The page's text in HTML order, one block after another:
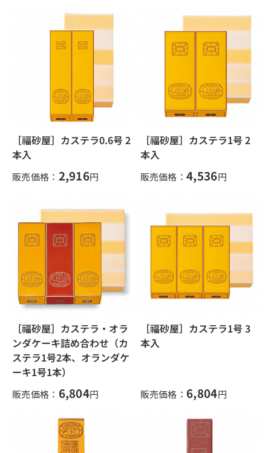
［福砂屋］カステラ0.6号 2
本入
販売価格： 2,916円
［福砂屋］カステラ1号 2
本入
販売価格： 4,536円
［福砂屋］カステラ・オラ
ンダケーキ詰め合わせ（カ
ステラ1号2本、オランダケ
ーキ1号1本）
販売価格： 6,804円
［福砂屋］カステラ1号 3
本入
販売価格： 6,804円